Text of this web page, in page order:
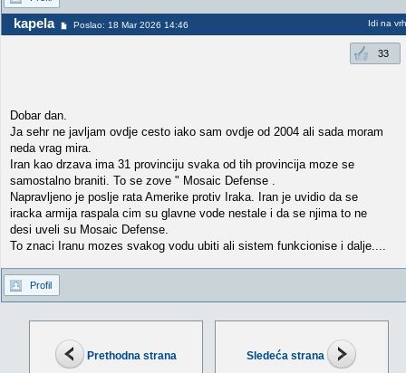
Prethodna strana Sledeća strana
kapela Poslao: 18 Mar 2026 14:46 Idi na vrh
33
Dobar dan.
Ja sehr ne javljam ovdje cesto iako sam ovdje od 2004 ali sada moram
neda vrag mira.
Iran kao drzava ima 31 provinciju svaka od tih provincija moze se
samostalno braniti. To se zove " Mosaic Defense .
Napravljeno je poslje rata Amerike protiv Iraka. Iran je uvidio da se
iracka armija raspala cim su glavne vode nestale i da se njima to ne
desi uveli su Mosaic Defense.
To znaci Iranu mozes svakog vodu ubiti ali sistem funkcionise i dalje....
Profil